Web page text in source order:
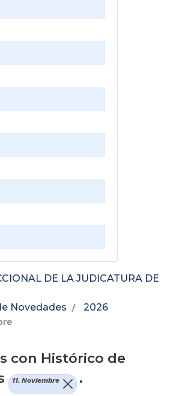
DE LA JUDICATURA DE
Novedades
2026
con Histórico de
11. Noviembre .